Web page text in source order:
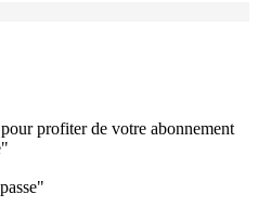
profiter de votre abonnement